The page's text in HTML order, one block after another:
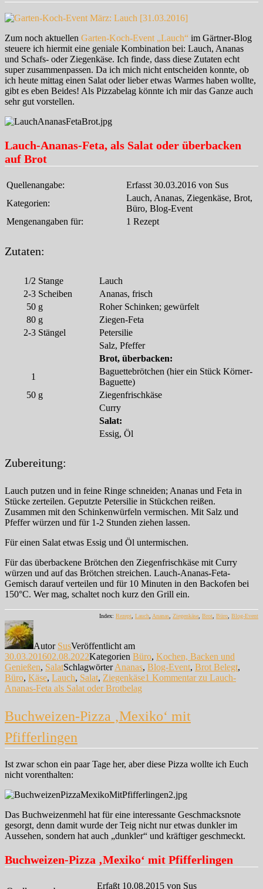
Zum noch aktuellen Garten-Koch-Event „Lauch“ im Gärtner-Blog
steuere ich hiermit eine geniale Kombination bei: Lauch, Ananas
und Schafs- oder Ziegenkäse. Ich finde, dass diese Zutaten echt
super zusammenpassen. Da ich mich nicht entscheiden konnte, ob
ich heute mittag einen Salat oder lieber etwas Warmes haben wollte,
gibt es eben Beides! Als Pizzabelag könnte ich mir das Ganze auch
sehr gut vorstellen.
Lauch-Ananas-Feta, als Salat oder überbacken
auf Brot
Quellenangabe:
Erfasst 30.03.2016 von Sus
Kategorien:
Lauch, Ananas, Ziegenkäse, Brot,
Büro, Blog-Event
Mengenangaben für:
1 Rezept
Zutaten:
1/2 Stange
Lauch
2-3 Scheiben
Ananas, frisch
50 g
Roher Schinken; gewürfelt
80 g
Ziegen-Feta
2-3 Stängel
Petersilie
Salz, Pfeffer
Brot, überbacken:
1
Baguettebrötchen (hier ein Stück Körner-
Baguette)
50 g
Ziegenfrischkäse
Curry
Salat:
Essig, Öl
Zubereitung:
Lauch putzen und in feine Ringe schneiden; Ananas und Feta in
Stücke zerteilen. Geputzte Petersilie in Stückchen reißen.
Zusammen mit den Schinkenwürfeln vermischen. Mit Salz und
Pfeffer würzen und für 1-2 Stunden ziehen lassen.
Für einen Salat etwas Essig und Öl untermischen.
Für das überbackene Brötchen den Ziegenfrischkäse mit Curry
würzen und auf das Brötchen streichen. Lauch-Ananas-Feta-
Gemisch darauf verteilen und für 10 Minuten in den Backofen bei
150°C. Wer mag, schaltet noch kurz den Grill ein.
Index: Rezept Lauch Ananas Ziegenkäse Brot Büro Blog-Event
Autor SusVeröffentlicht am
30.03.201602.08.2022Kategorien Büro, Kochen, Backen und
Genießen, SalatSchlagwörterAnanas, Blog-Event, Brot Belegt,
Büro, Käse, Lauch, Salat, Ziegenkäse1 Kommentarzu Lauch-
Ananas-Feta als Salat oder Brotbelag
Buchweizen-Pizza ‚Mexiko‘ mit
Pfifferlingen
Ist zwar schon ein paar Tage her, aber diese Pizza wollte ich Euch
nicht vorenthalten:
Das Buchweizenmehl hat für eine interessante Geschmacksnote
gesorgt, denn damit wurde der Teig nicht nur etwas dunkler im
Aussehen, sondern hat auch „dunkler“ und kräftiger geschmeckt.
Buchweizen-Pizza ‚Mexiko‘ mit Pfifferlingen
Erfaßt 10.08.2015 von Sus